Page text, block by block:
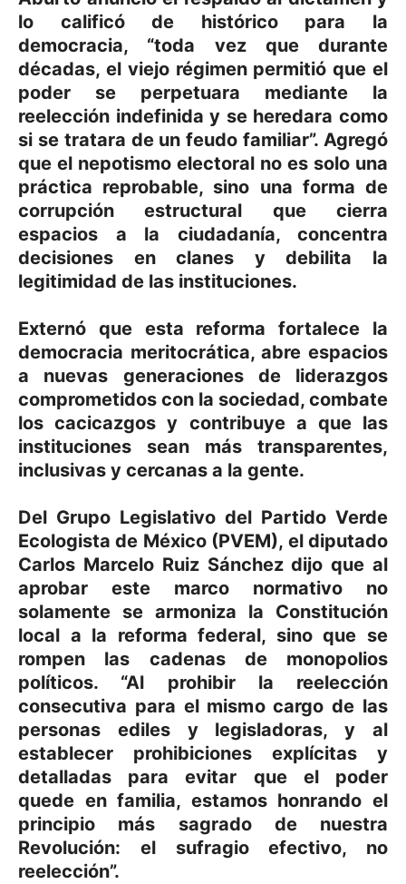
lo calificó de histórico para la
democracia, “toda vez que durante
décadas, el viejo régimen permitió que el
poder se perpetuara mediante la
reelección indefinida y se heredara como
si se tratara de un feudo familiar”. Agregó
que el nepotismo electoral no es solo una
práctica reprobable, sino una forma de
corrupción estructural que cierra
espacios a la ciudadanía, concentra
decisiones en clanes y debilita la
legitimidad de las instituciones.
Externó que esta reforma fortalece la
democracia meritocrática, abre espacios
a nuevas generaciones de liderazgos
comprometidos con la sociedad, combate
los cacicazgos y contribuye a que las
instituciones sean más transparentes,
inclusivas y cercanas a la gente.
Del Grupo Legislativo del Partido Verde
Ecologista de México (PVEM), el diputado
Carlos Marcelo Ruiz Sánchez dijo que al
aprobar este marco normativo no
solamente se armoniza la Constitución
local a la reforma federal, sino que se
rompen las cadenas de monopolios
políticos. “Al prohibir la reelección
consecutiva para el mismo cargo de las
personas ediles y legisladoras, y al
establecer prohibiciones explícitas y
detalladas para evitar que el poder
quede en familia, estamos honrando el
principio más sagrado de nuestra
Revolución: el sufragio efectivo, no
reelección”.